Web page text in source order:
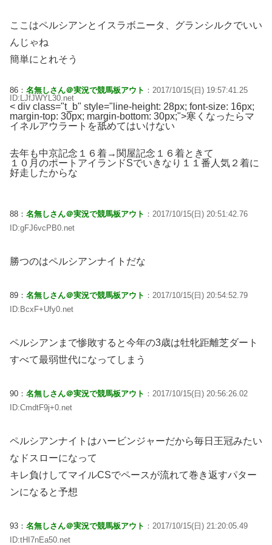
ここはペルシアンとイスラボニータ、グランシルクでいい
んじゃね
簡単にとれそう
86： 名無しさん＠実況で競馬板アウト ：2017/10/15(日) 19:57:41.25
ID:LJfJWYL30.net
< div class="t_b" style="line-height: 28px; font-size: 16px;
margin-top: 30px; margin-bottom: 30px;">寒くなったらマ
イネルアウラートを舐めてはいけない
去年も中京記念１６着→関屋記念１６着ときて
１０月のポートアイランドSでいきなり１１番人気２着に
好走したからな
88： 名無しさん＠実況で競馬板アウト ：2017/10/15(日) 20:51:42.76
ID:gFJ6vcPB0.net
勝つのはペルシアンナイトだな
89： 名無しさん＠実況で競馬板アウト ：2017/10/15(日) 20:54:52.79
ID:BcxF+Ufy0.net
ペルシアンまで惨敗すると今年の3歳は牡牝距離芝ダート
すべて最弱世代になってしまう
90： 名無しさん＠実況で競馬板アウト ：2017/10/15(日) 20:56:26.02
ID:CmdtF9j+0.net
ペルシアンナイトはハービンジャーだから毎日王冠みたい
なドスローになって
キレ負けしてマイルCSでペースが流れて巻き返すパター
ンになると予想
93： 名無しさん＠実況で競馬板アウト ：2017/10/15(日) 21:20:05.49
ID:tHI7nEa50.net